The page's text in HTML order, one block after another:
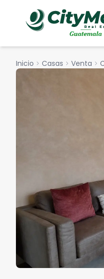
Inicio chevron_right Casas chevron_right Venta chevron_right